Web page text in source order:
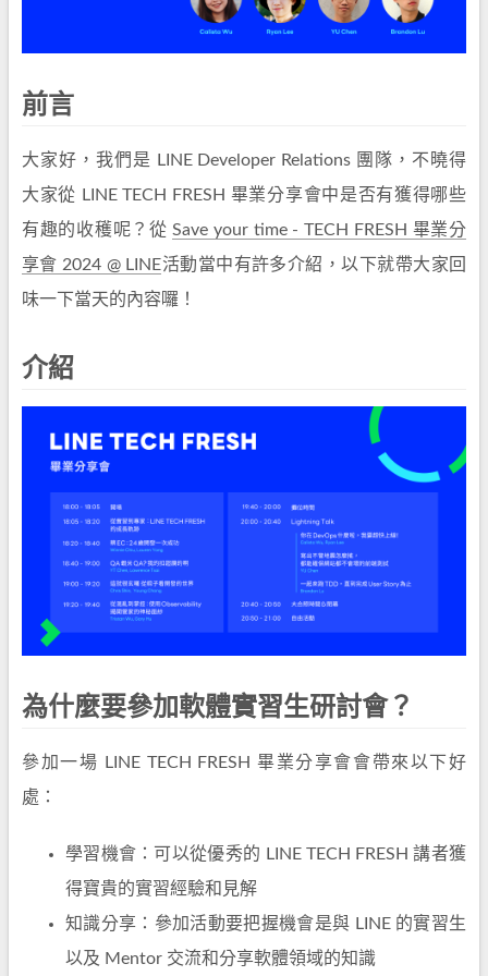
前言
大家好，我們是 LINE Developer Relations 團隊，不曉得
大家從 LINE TECH FRESH 畢業分享會中是否有獲得哪些
有趣的收穫呢？從Save your time - TECH FRESH 畢業分
享會 2024 @ LINE活動當中有許多介紹，以下就帶大家回
味一下當天的內容囉！
介紹
為什麼要參加軟體實習生研討會？
參加一場 LINE TECH FRESH 畢業分享會會帶來以下好
處：
學習機會：可以從優秀的 LINE TECH FRESH 講者獲
得寶貴的實習經驗和見解
知識分享：參加活動要把握機會是與 LINE 的實習生
以及 Mentor 交流和分享軟體領域的知識